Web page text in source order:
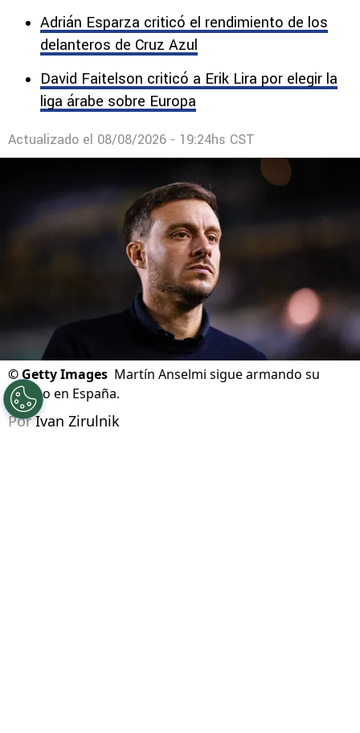
Adrián Esparza criticó el rendimiento de los
delanteros de Cruz Azul
David Faitelson criticó a Erik Lira por elegir la
liga árabe sobre Europa
Actualizado el 08/08/2026 - 19:24hs CST
© Getty Images Martín Anselmi sigue armando su
equipo en España.
Por Ivan Zirulnik